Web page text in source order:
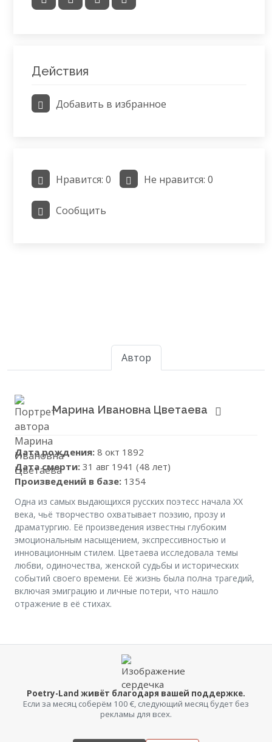
Действия
Добавить в избранное
Нравится: 0 Не нравится: 0
Сообщить
Автор
Марина Ивановна Цветаева
Дата рождения: 8 окт 1892
Дата смерти: 31 авг 1941 (48 лет)
Произведений в базе: 1354
Одна из самых выдающихся русских поэтесс начала XX
века, чьё творчество охватывает поэзию, прозу и
драматургию. Её произведения известны глубоким
эмоциональным насыщением, экспрессивностью и
инновационным стилем. Цветаева исследовала темы
любви, одиночества, женской судьбы и исторических
событий своего времени. Её жизнь была полна трагедий,
включая эмиграцию и личные потери, что нашло
отражение в её стихах.
Poetry-Land живёт благодаря вашей поддержке.
Если за месяц соберём 100 €, следующий месяц будет без
рекламы для всех.